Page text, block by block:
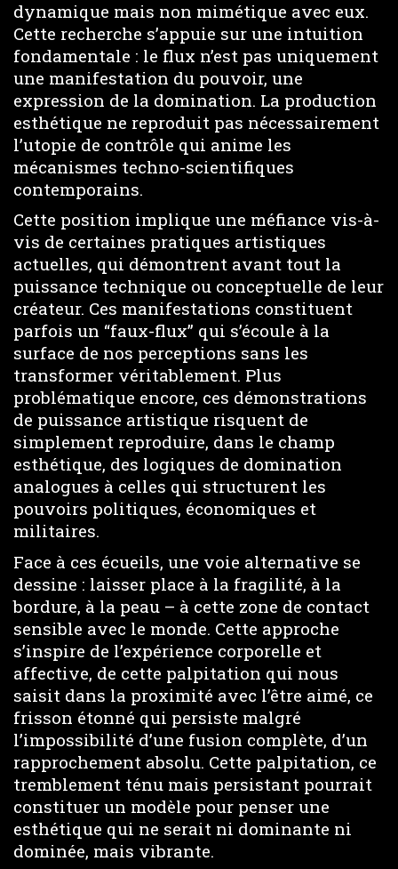
dynamique mais non mimétique avec eux.
Cette recherche s’appuie sur une intuition
fondamentale : le flux n’est pas uniquement
une manifestation du pouvoir, une
expression de la domination. La production
esthétique ne reproduit pas nécessairement
l’utopie de contrôle qui anime les
mécanismes techno-scientifiques
contemporains.
Cette position implique une méfiance vis-à-
vis de certaines pratiques artistiques
actuelles, qui démontrent avant tout la
puissance technique ou conceptuelle de leur
créateur. Ces manifestations constituent
parfois un “faux-flux” qui s’écoule à la
surface de nos perceptions sans les
transformer véritablement. Plus
problématique encore, ces démonstrations
de puissance artistique risquent de
simplement reproduire, dans le champ
esthétique, des logiques de domination
analogues à celles qui structurent les
pouvoirs politiques, économiques et
militaires.
Face à ces écueils, une voie alternative se
dessine : laisser place à la fragilité, à la
bordure, à la peau – à cette zone de contact
sensible avec le monde. Cette approche
s’inspire de l’expérience corporelle et
affective, de cette palpitation qui nous
saisit dans la proximité avec l’être aimé, ce
frisson étonné qui persiste malgré
l’impossibilité d’une fusion complète, d’un
rapprochement absolu. Cette palpitation, ce
tremblement ténu mais persistant pourrait
constituer un modèle pour penser une
esthétique qui ne serait ni dominante ni
dominée, mais vibrante.